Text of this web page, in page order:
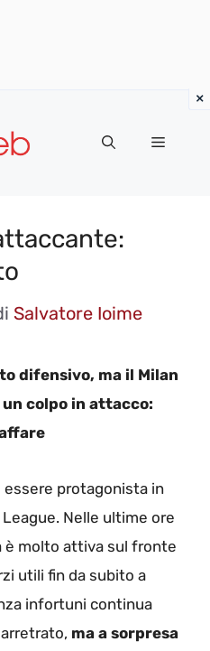
MENU
Salvatore Ioime
difensivo, ma il Milan
colpo in attacco:
essere protagonista in
Nelle ultime ore
è molto attiva sul fronte
utili fin da subito a
infortuni continua
ma a sorpresa